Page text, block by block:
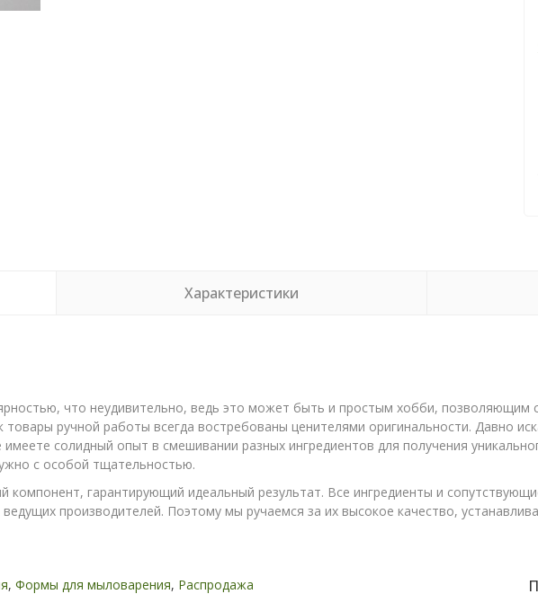
Характеристики
что неудивительно, ведь это может быть и простым хобби, позволяющим
ручной работы всегда востребованы ценителями оригинальности. Давно
солидный опыт в смешивании разных ингредиентов для получения
с особой тщательностью.
гарантирующий идеальный результат. Все ингредиенты и
производителей. Поэтому мы ручаемся за их высокое качество,
, Формы для мыловарения, Распродажа